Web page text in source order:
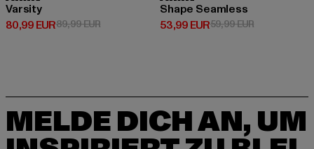
Varsity
80,99 EUR
Derzeitiger Preis: 80,99 EUR
89,99 EURAktionspreis: 89,99 EUR
Shape Seamless
53,99 EUR
Derzeitiger Preis: 53,99 EUR
59,99 EURAktionspreis:
MELDE DICH AN, UM